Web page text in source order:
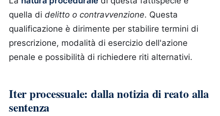
quella di delitto o contravvenzione. Questa
qualificazione è dirimente per stabilire termini di
prescrizione, modalità di esercizio dell'azione
penale e possibilità di richiedere riti alternativi.
Iter processuale: dalla notizia di reato alla
sentenza